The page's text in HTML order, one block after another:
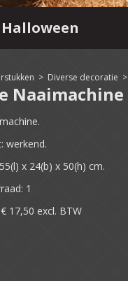
Halloween
> Diverse decoratie >
Naaimachine
werkend.
x 24(b) x 50(h) cm.
1
17,50 excl. BTW